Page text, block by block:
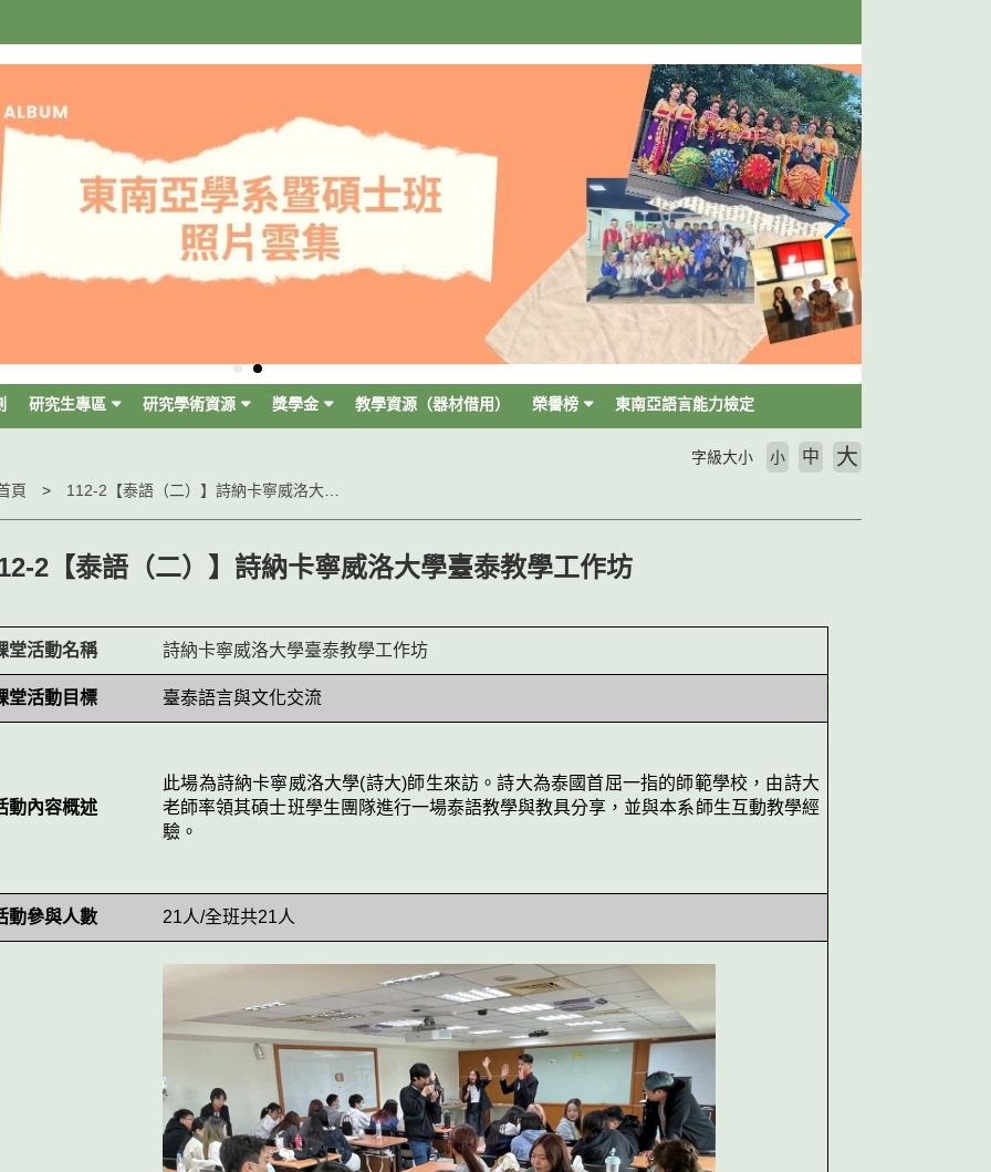
研究生專區 研究學術資源 獎學金 教學資源（器材借用） 榮譽榜 東南亞語言能力檢定
頁
字級大小 小 中 大
2【泰語（二）】詩納卡寧威洛大學臺泰教學工作坊
堂活動名稱 詩納卡寧威洛大學臺泰教學工作坊
堂活動目標 臺泰語言與文化交流
動內容概述
此場為詩納卡寧威洛大學(詩大)師生來訪。詩大為泰國首屈一指的師範學校，由詩大
老師率領其碩士班學生團隊進行一場泰語教學與教具分享，並與本系師生互動教學經
驗。
動參與人數 21人/全班共21人